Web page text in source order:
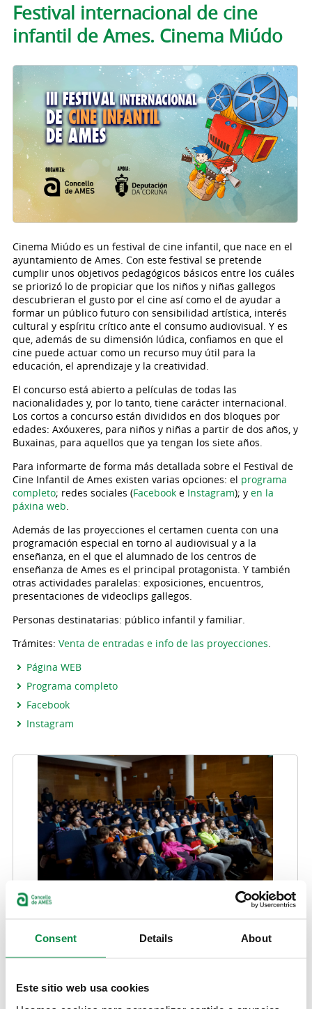
Consent Details About
Este sitio web usa cookies
Solapas principales
Festival internacional de cine
infantil de Ames. Cinema Miúdo
Cinema Miúdo es un festival de cine infantil, que nace en el
ayuntamiento de Ames. Con este festival se pretende
cumplir unos objetivos pedagógicos básicos entre los cuáles
se priorizó lo de propiciar que los niños y niñas gallegos
descubrieran el gusto por el cine así como el de ayudar a
formar un público futuro con sensibilidad artística, interés
cultural y espíritu crítico ante el consumo audiovisual. Y es
que, además de su dimensión lúdica, confiamos en que el
cine puede actuar como un recurso muy útil para la
educación, el aprendizaje y la creatividad.
El concurso está abierto a películas de todas las
nacionalidades y, por lo tanto, tiene carácter internacional.
Los cortos a concurso están divididos en dos bloques por
edades: Axóuxeres, para niños y niñas a partir de dos años, y
Buxainas, para aquellos que ya tengan los siete años.
Para informarte de forma más detallada sobre el Festival de
Cine Infantil de Ames existen varias opciones: el programa
completo; redes sociales (Facebooke Instagram); y en la
páxina web.
Además de las proyecciones el certamen cuenta con una
programación especial en torno al audiovisual y a la
enseñanza, en el que el alumnado de los centros de
enseñanza de Ames es el principal protagonista. Y también
otras actividades paralelas: exposiciones, encuentros,
presentaciones de videoclips gallegos.
Personas destinatarias: público infantil y familiar.
Trámites: Venta de entradas e info de las proyecciones.
Página WEB
Programa completo
Facebook
Instagram